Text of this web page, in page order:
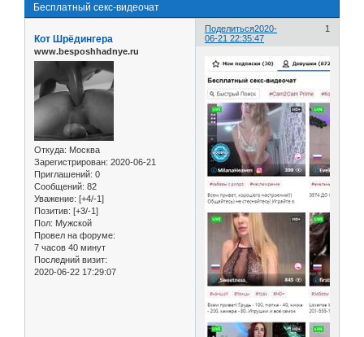
Бесплатный секс-видеочат
Поделиться 1
2020-
06-21 22:35:47
Кот Шрёдингера
www.besposhhadnye.ru
Откуда: Москва
Зарегистрирован: 2020-06-21
Приглашений: 0
Сообщений: 82
Уважение: [+4/-1]
Позитив: [+3/-1]
Пол: Мужской
Провел на форуме:
7 часов 40 минут
Последний визит:
2020-06-22 17:29:07